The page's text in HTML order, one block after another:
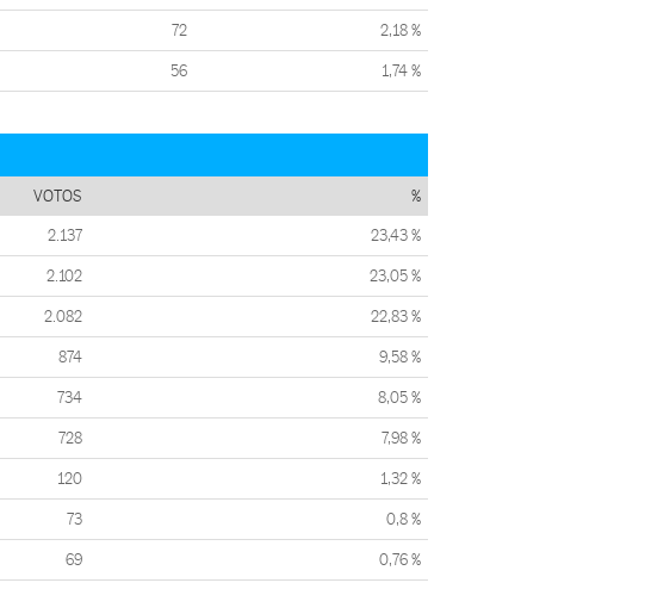
72 2,18 %
56 1,74 %
VOTOS %
2.137 23,43 %
2.102 23,05 %
2.082 22,83 %
874 9,58 %
734 8,05 %
728 7,98 %
120 1,32 %
73 0,8 %
69 0,76 %